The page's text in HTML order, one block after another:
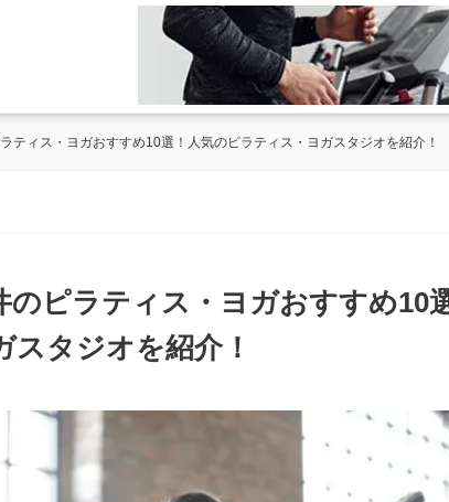
ティス・ヨガおすすめ10選！人気のピラティス・ヨガスタジオを紹介！
のピラティス・ヨガおすすめ10
タジオを紹介！